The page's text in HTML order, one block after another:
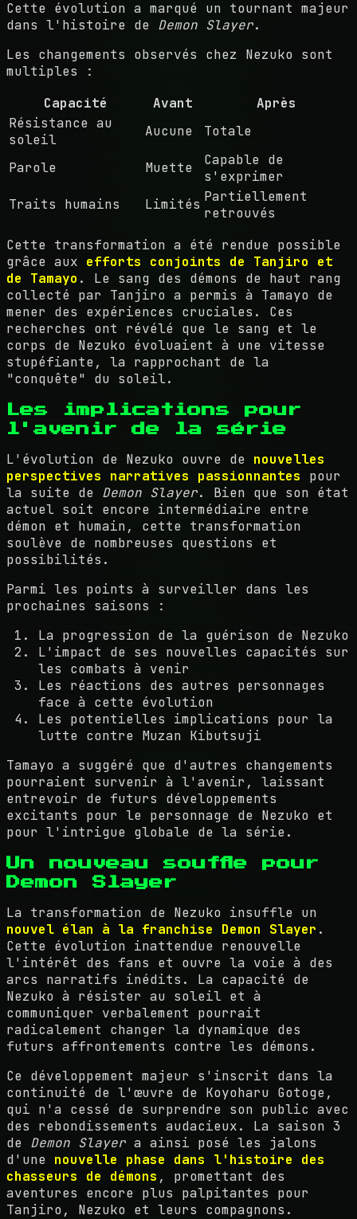
Cette évolution a marqué un tournant majeur
dans l'histoire de Demon Slayer.
Les changements observés chez Nezuko sont
multiples :
Capacité
Avant
Après
Résistance au
soleil
Aucune Totale
Parole Muette
Capable de
s'exprimer
Traits humains
Limités Partiellement
retrouvés
Cette transformation a été rendue possible
grâce aux efforts conjoints de Tanjiro et
de Tamayo . Le sang des démons de haut rang
collecté par Tanjiro a permis à Tamayo de
mener des expériences cruciales. Ces
recherches ont révélé que le sang et le
corps de Nezuko évoluaient à une vitesse
stupéfiante, la rapprochant de la
"conquête" du soleil.
Les implications pour
l'avenir de la série
L'évolution de Nezuko ouvre de nouvelles
perspectives narratives passionnantes pour
la suite de Demon Slayer. Bien que son état
actuel soit encore intermédiaire entre
démon et humain, cette transformation
soulève de nombreuses questions et
possibilités.
Parmi les points à surveiller dans les
prochaines saisons :
La progression de la guérison de Nezuko
L'impact de ses nouvelles capacités sur
les combats à venir
Les réactions des autres personnages
face à cette évolution
Les potentielles implications pour la
lutte contre Muzan Kibutsuji
Tamayo a suggéré que d'autres changements
pourraient survenir à l'avenir, laissant
entrevoir de futurs développements
excitants pour le personnage de Nezuko et
pour l'intrigue globale de la série.
Un nouveau souffle pour
Demon Slayer
La transformation de Nezuko insuffle un
nouvel élan à la franchise Demon Slayer .
Cette évolution inattendue renouvelle
l'intérêt des fans et ouvre la voie à des
arcs narratifs inédits. La capacité de
Nezuko à résister au soleil et à
communiquer verbalement pourrait
radicalement changer la dynamique des
futurs affrontements contre les démons.
Ce développement majeur s'inscrit dans la
continuité de l'œuvre de Koyoharu Gotoge,
qui n'a cessé de surprendre son public avec
des rebondissements audacieux. La saison 3
de Demon Slayer a ainsi posé les jalons
d'une nouvelle phase dans l'histoire des
chasseurs de démons , promettant des
aventures encore plus palpitantes pour
Tanjiro, Nezuko et leurs compagnons.